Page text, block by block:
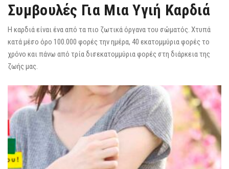
Συμβουλές Για Μια Υγιή Καρδιά
Η καρδιά είναι ένα από τα πιο ζωτικά όργανα του σώματός. Χτυπά
κατά μέσο όρο 100.000 φορές την ημέρα, 40 εκατομμύρια φορές το
χρόνο και πάνω από τρία δισεκατομμύρια φορές στη διάρκεια της
ζωής μας.